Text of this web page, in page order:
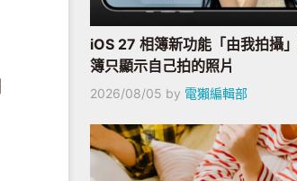
iOS 27 相簿新功能「由我拍攝
簿只顯示自己拍的照片
2026/08/05 by 電獺編輯部